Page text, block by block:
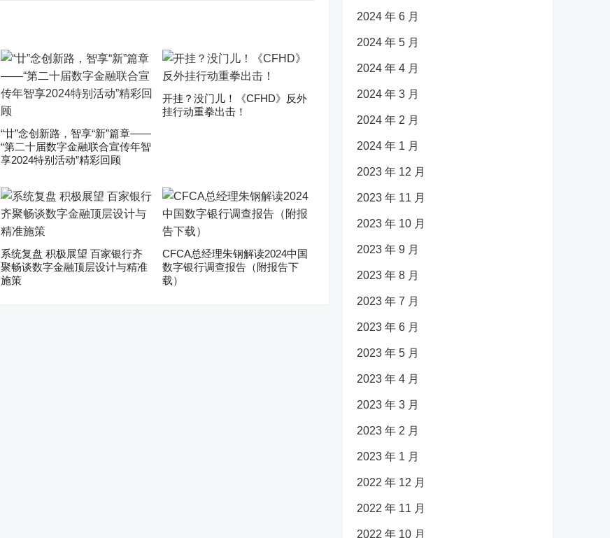
“廿”念创新路，智享“新”篇章——
“第二十届数字金融联合宣传年智
享2024特别活动”精彩回顾
开挂？没门儿！《CFHD》反外
挂行动重拳出击！
系统复盘 积极展望 百家银行齐
聚畅谈数字金融顶层设计与精准
施策
CFCA总经理朱钢解读2024中国
数字银行调查报告（附报告下
载）
2024 年 6 月
2024 年 5 月
2024 年 4 月
2024 年 3 月
2024 年 2 月
2024 年 1 月
2023 年 12 月
2023 年 11 月
2023 年 10 月
2023 年 9 月
2023 年 8 月
2023 年 7 月
2023 年 6 月
2023 年 5 月
2023 年 4 月
2023 年 3 月
2023 年 2 月
2023 年 1 月
2022 年 12 月
2022 年 11 月
2022 年 10 月